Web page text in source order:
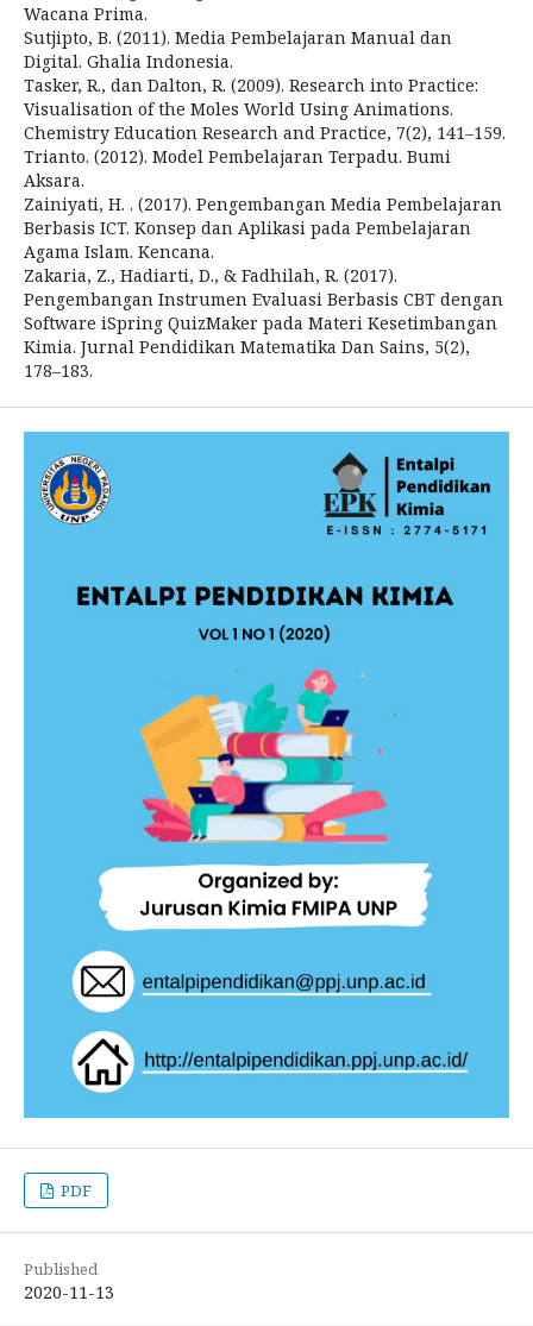
Wacana Prima.
Sutjipto, B. (2011). Media Pembelajaran Manual dan
Digital. Ghalia Indonesia.
Tasker, R., dan Dalton, R. (2009). Research into Practice:
Visualisation of the Moles World Using Animations.
Chemistry Education Research and Practice, 7(2), 141–159.
Trianto. (2012). Model Pembelajaran Terpadu. Bumi
Aksara.
Zainiyati, H. . (2017). Pengembangan Media Pembelajaran
Berbasis ICT. Konsep dan Aplikasi pada Pembelajaran
Agama Islam. Kencana.
Zakaria, Z., Hadiarti, D., & Fadhilah, R. (2017).
Pengembangan Instrumen Evaluasi Berbasis CBT dengan
Software iSpring QuizMaker pada Materi Kesetimbangan
Kimia. Jurnal Pendidikan Matematika Dan Sains, 5(2),
178–183.
PDF
Published
2020-11-13